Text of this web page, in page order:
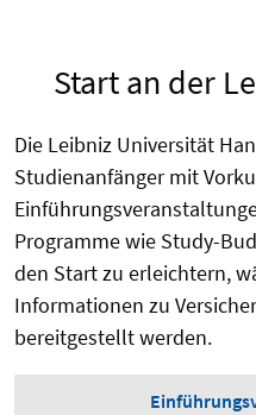
Start an der
Die Leibniz Universität
Studienanfänger mit
Programme wie Study-
den Start zu erleichtern,
Informationen zu
bereitgestellt werden.